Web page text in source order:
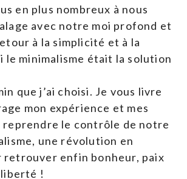
en plus nombreux à nous
avec notre moi profond et
à la simplicité et à la
le minimalisme était la solution
que j’ai choisi. Je vous livre
mon expérience et mes
reprendre le contrôle de notre
une révolution en
retrouver enfin bonheur, paix
!